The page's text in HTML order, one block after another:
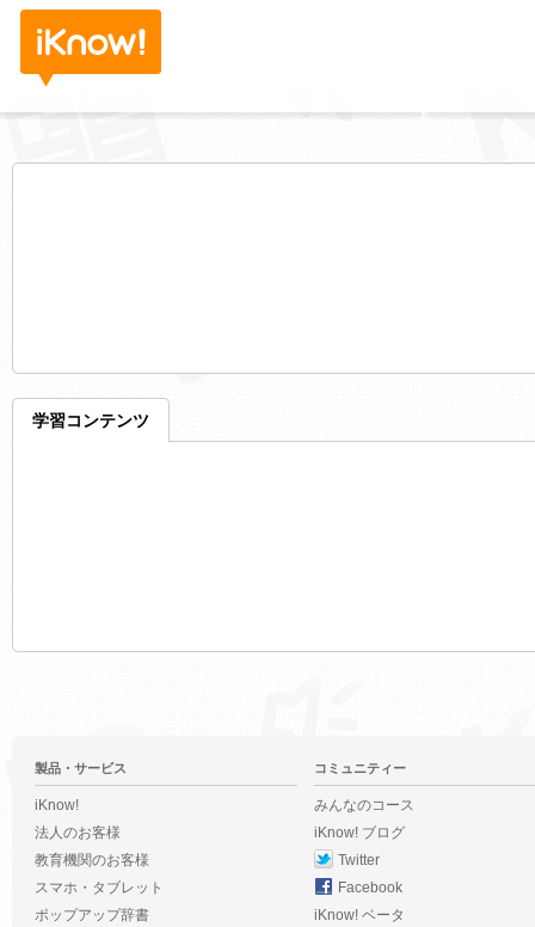
学習コンテンツ
製品・サービス
iKnow!
法人のお客様
教育機関のお客様
スマホ・タブレット
ポップアップ辞書
コミュニティー
みんなのコース
iKnow! ブログ
Twitter
Facebook
iKnow! ベータ